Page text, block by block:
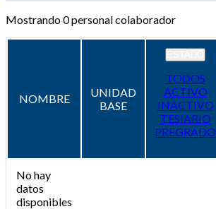
Mostrando0personal colaborador
NOMBRE
UNIDAD
BASE
TODOS
ACTIVO
INACTIVO
TESIARIO
PREGRADO
No hay
datos
disponibles